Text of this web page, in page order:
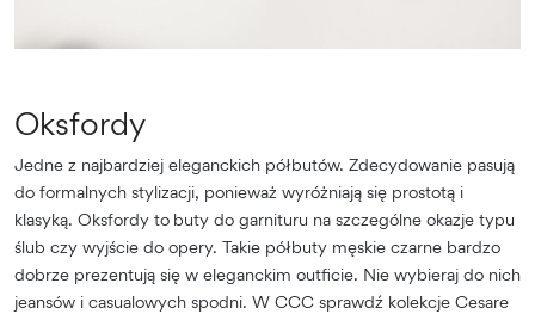
Oksfordy
Jedne z najbardziej eleganckich półbutów. Zdecydowanie pasują
do formalnych stylizacji, ponieważ wyróżniają się prostotą i
klasyką. Oksfordy to buty do garnituru na szczególne okazje typu
ślub czy wyjście do opery. Takie półbuty męskie czarne bardzo
dobrze prezentują się w eleganckim outficie. Nie wybieraj do nich
jeansów i casualowych spodni. W CCC sprawdź kolekcje Cesare